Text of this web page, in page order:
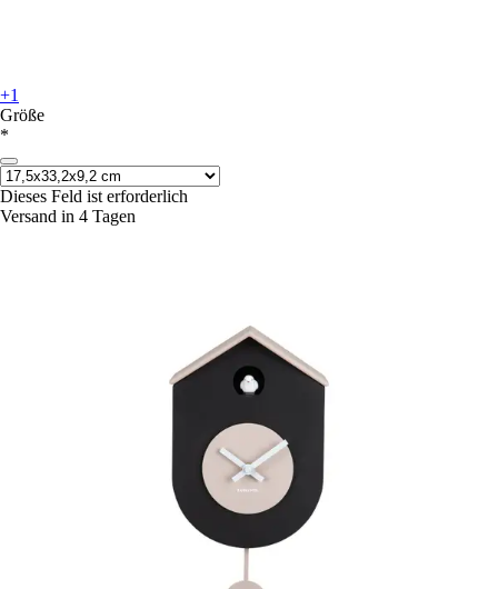
+1
Größe
*
Dieses Feld ist erforderlich
Versand in 4 Tagen